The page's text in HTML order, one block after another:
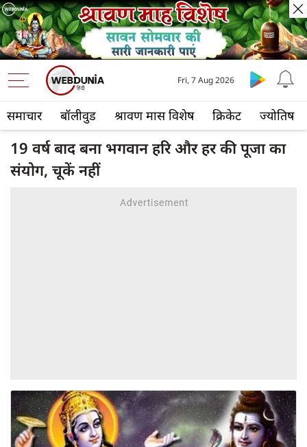
समाचार बॉलीवुड श्रावण मास विशेष क्रिकेट ज्योतिष
Fri, 7 Aug 2026
19 वर्ष बाद बना भगवान हरि और हर की पूजा का
संयोग, चूकें नहीं